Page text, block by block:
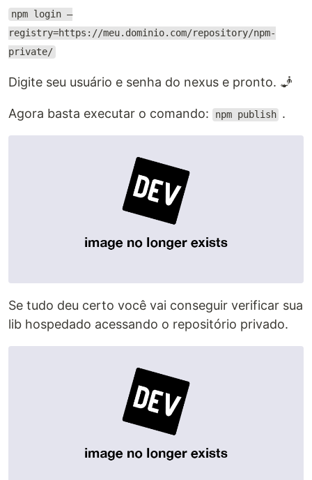
npm login —
registry=https://meu.dominio.com/repository/npm-
private/
Digite seu usuário e senha do nexus e pronto. 🧞
Agora basta executar o comando: npm publish .
Se tudo deu certo você vai conseguir verificar sua
lib hospedado acessando o repositório privado.